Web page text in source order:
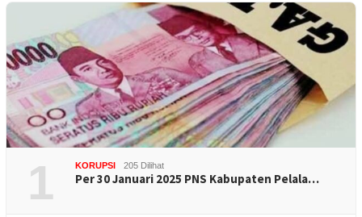
1 KORUPSI 205 Dilihat
Per 30 Januari 2025 PNS Kabupaten Pelala…